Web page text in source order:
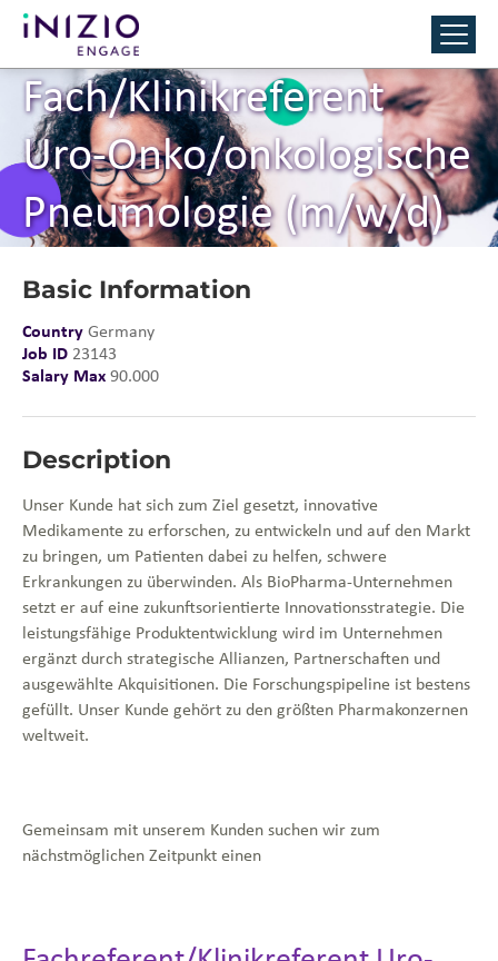
Fach/Klinikreferent
Uro-Onko/onkologische
Pneumologie (m/w/d)
Basic Information
Country Germany
Job ID 23143
Salary Max 90.000
Description
Unser Kunde hat sich zum Ziel gesetzt, innovative
Medikamente zu erforschen, zu entwickeln und auf den Markt
zu bringen, um Patienten dabei zu helfen, schwere
Erkrankungen zu überwinden. Als BioPharma-Unternehmen
setzt er auf eine zukunftsorientierte Innovationsstrategie. Die
leistungsfähige Produktentwicklung wird im Unternehmen
ergänzt durch strategische Allianzen, Partnerschaften und
ausgewählte Akquisitionen. Die Forschungspipeline ist bestens
gefüllt. Unser Kunde gehört zu den größten Pharmakonzernen
weltweit.
Gemeinsam mit unserem Kunden suchen wir zum
nächstmöglichen Zeitpunkt einen